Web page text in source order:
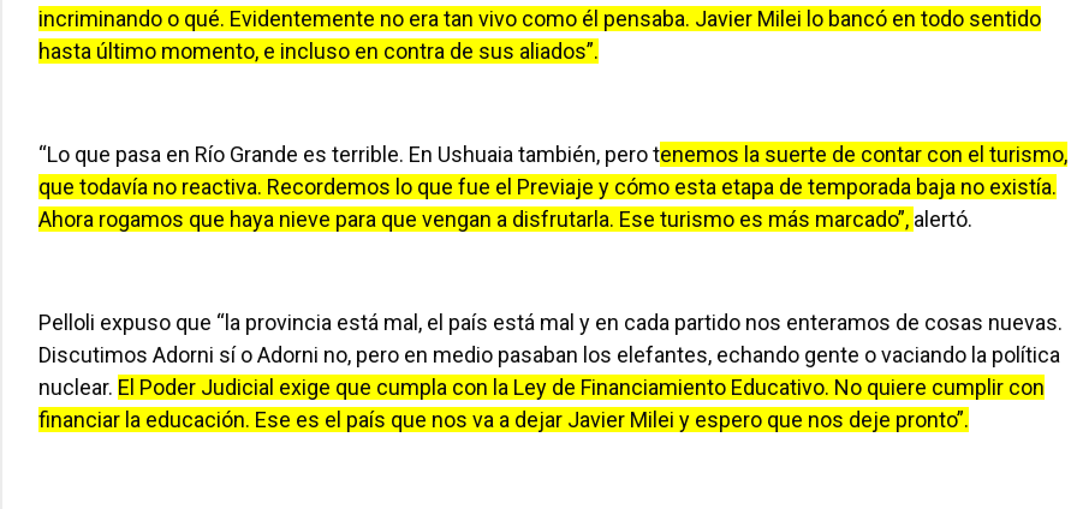
incriminando o qué. Evidentemente no era tan vivo como él pensaba. Javier Milei lo bancó en todo sentido
hasta último momento, e incluso en contra de sus aliados”.
“Lo que pasa en Río Grande es terrible. En Ushuaia también, pero tenemos la suerte de contar con el turismo,
que todavía no reactiva. Recordemos lo que fue el Previaje y cómo esta etapa de temporada baja no existía.
Ahora rogamos que haya nieve para que vengan a disfrutarla. Ese turismo es más marcado”, alertó.
Pelloli expuso que “la provincia está mal, el país está mal y en cada partido nos enteramos de cosas nuevas.
Discutimos Adorni sí o Adorni no, pero en medio pasaban los elefantes, echando gente o vaciando la política
nuclear. El Poder Judicial exige que cumpla con la Ley de Financiamiento Educativo. No quiere cumplir con
financiar la educación. Ese es el país que nos va a dejar Javier Milei y espero que nos deje pronto”.